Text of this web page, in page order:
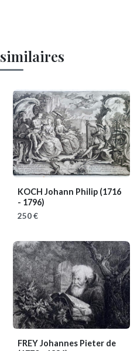
KOCH Johann Philip (1716
- 1796)
250 €
FREY Johannes Pieter de